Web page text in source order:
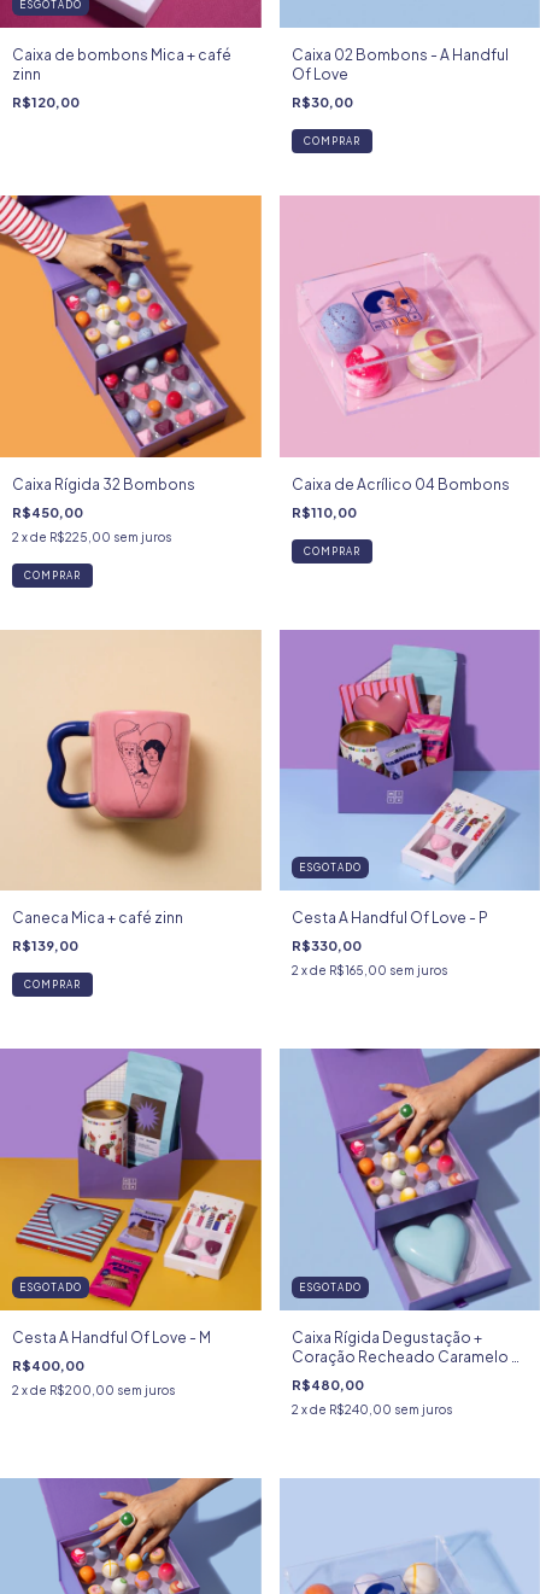
ESGOTADO
Caixa de bombons Mica + café
zinn
R$120,00
Caixa 02 Bombons - A Handful
Of Love
R$30,00
COMPRAR
Caixa Rígida 32 Bombons
R$450,00
2 x de R$225,00 sem juros
COMPRAR
Caixa de Acrílico 04 Bombons
R$110,00
COMPRAR
Caneca Mica + café zinn
R$139,00
ESGOTADO
Cesta A Handful Of Love - P
R$330,00
2 x de R$165,00 sem juros
ESGOTADO
Cesta A Handful Of Love - M
R$400,00
2 x de R$200,00 sem juros
ESGOTADO
Caixa Rígida Degustação +
Coração Recheado Caramelo e
Sablé
R$480,00
2 x de R$240,00 sem juros